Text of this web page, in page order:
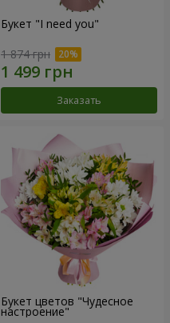
Букет "I need you"
1 874 грн
Заказать
Букет цветов "Чудесное
настроение"